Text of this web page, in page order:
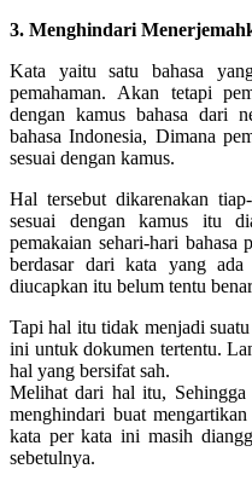
3. Menghindari
Kata yaitu satu bahasa
pemahaman. Akan tetapi
dengan kamus bahasa dari
bahasa Indonesia, Dimana
sesuai dengan kamus.
Hal tersebut dikarenakan
sesuai dengan kamus itu
pemakaian sehari-hari
berdasar dari kata yang
diucapkan itu belum tentu
Tapi hal itu tidak menjadi
ini untuk dokumen tertentu.
hal yang bersifat sah.
Melihat dari hal itu, Sehingga
menghindari buat
kata per kata ini masih
sebetulnya.